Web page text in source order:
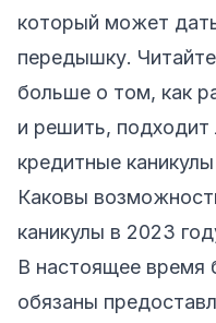
который может
передышку.
больше о том, как
и решить, подходит
кредитные
Каковы
каникулы в 2023
В настоящее время
обязаны